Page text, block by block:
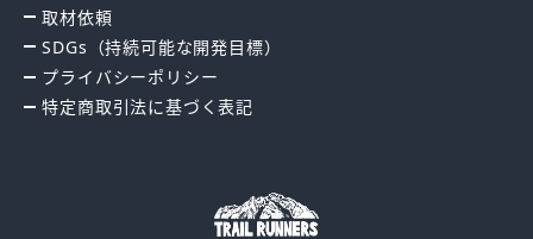
取材依頼
SDGs（持続可能な開発目標）
プライバシーポリシー
特定商取引法に基づく表記